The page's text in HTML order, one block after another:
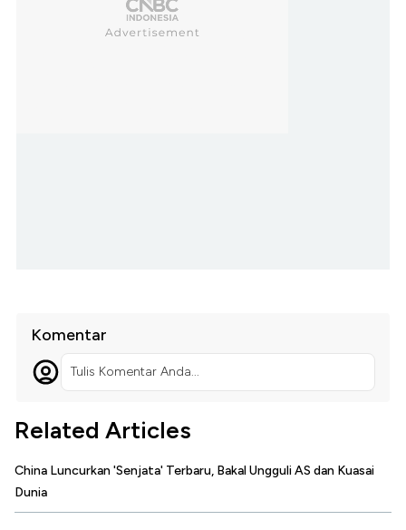
Komentar
Tulis Komentar Anda...
Related Articles
China Luncurkan 'Senjata' Terbaru, Bakal Ungguli AS dan Kuasai
Dunia